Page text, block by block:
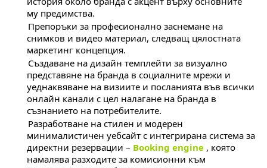
му предимства.
Препоръки за професионално заснемане на
снимков и видео материал, следващ цялостната
маркетинг концепция.
Създаване на дизайн темплейти за визуално
представяне на бранда в социалните мрежи и
уеднаквяване на визиите и посланията във всички
онлайн канали с цел налагане на бранда в
съзнанието на потребителите.
Разработване на стилен и модерен
минималистичен уебсайт с интегрирана система за
директни резервации – Booking engine , която
намалява разходите за комисионни към